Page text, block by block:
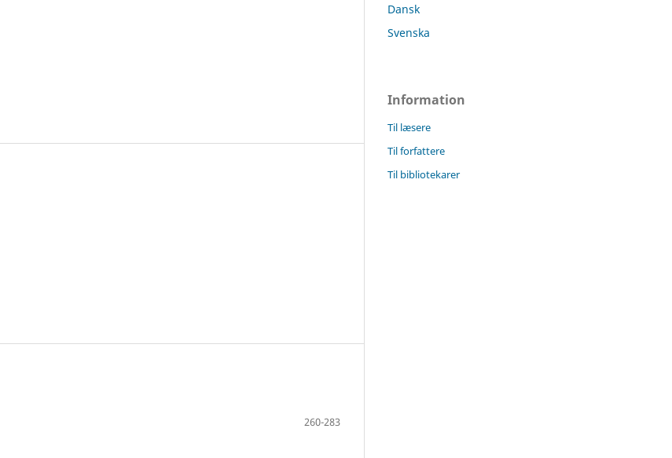
260-283
Dansk
Svenska
Information
Til læsere
Til forfattere
Til bibliotekarer